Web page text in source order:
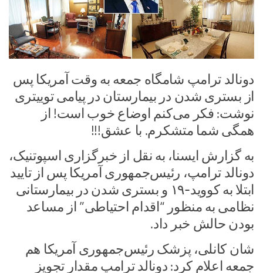
دونالد ترامپ شامگاه جمعه به وقت آمریکا پس
از بستری شدن در بیمارستان در پیامی توییتری
نوشت: فکر می‌کنم اوضاع خوب است! از
همگی شما متشکرم. با عشق!!!
به گزارش ایسنا، به نقل از خبرگزاری اسپوتنیک،
دونالد ترامپ، رئیس‌جمهوری آمریکا پس از تایید
ابتلا به کووید-۱۹ و بستری شدن در بیمارستانی
نظامی به منظور “اقدام احتیاطی” از مساعد
بودن حالش خبر داد.
شان کانلی، پزشک رئیس‌جمهوری آمریکا هم
جمعه اعلام کرد: دونالد ترامپ مقدار تجویز